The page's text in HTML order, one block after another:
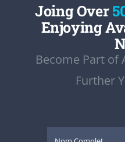
Joing Over
Enjoying
Become Part of
Further